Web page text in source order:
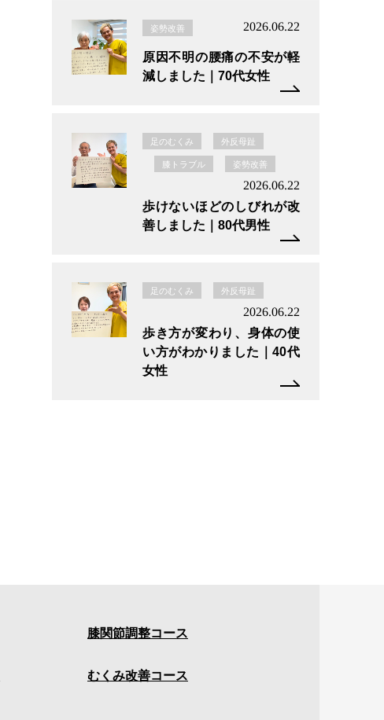
姿勢改善 2026.06.22
原因不明の腰痛の不安が軽
減しました｜70代女性
足のむくみ 外反母趾
膝トラブル 姿勢改善
2026.06.22
歩けないほどのしびれが改
善しました｜80代男性
足のむくみ 外反母趾
2026.06.22
歩き方が変わり、身体の使
い方がわかりました｜40代
女性
膝関節調整コース
むくみ改善コース